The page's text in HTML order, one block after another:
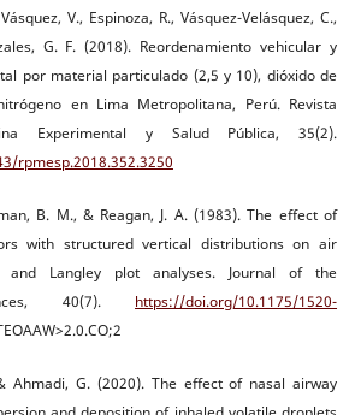
V., Espinoza, R., Vásquez-Velásquez, C.,
G. F. (2018). Reordenamiento vehicular y
por material particulado (2,5 y 10), dióxido de
en Lima Metropolitana, Perú. Revista
Experimental y Salud Pública, 35(2).
rpmesp.2018.352.3250
B. M., & Reagan, J. A. (1983). The effect of
with structured vertical distributions on air
and Langley plot analyses. Journal of the
40(7). https://doi.org/10.1175/1520-
Ahmadi, G. (2020). The effect of nasal airway